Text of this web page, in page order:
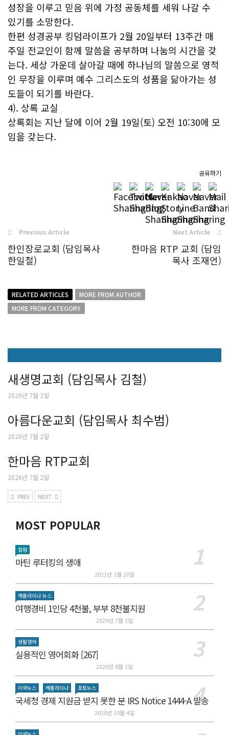
성장을 이루고 믿음 위에 가정 공동체를 세워 나갈 수
있기를 소망한다.
한편 성경공부 킹덤라이프가 2월 20일부터 13주간 매
주일 전교인이 함께 말씀을 공부하며 나눔의 시간을 갖
는다. 세상 가운데 살아갈 때에 하나님의 말씀으로 영적
인 무장을 이루며 예수 그리스도의 성품을 닮아가는 성
도들이 되기를 바란다.
4). 상록 교실
상록회는 지난 달에 이어 2월 19일(토) 오전 10:30에 모
임을 갖는다.
공유하기
Previous Article
한인장로교회 (담임목사
한일철)
Next Article
한마음 RTP 교회 (담임
목사 조재언)
RELATED ARTICLES
MORE FROM AUTHOR
MORE FROM CATEGORY
새생명교회 (담임목사 김철)
2026년 7월 2일
아름다운교회 (담임목사 최수범)
2026년 7월 2일
한마음 RTP교회
2026년 7월 2일
PREV NEXT
MOST POPULAR
컬럼
마틴 루터킹의 생애
2021년 1월 20일
캐롤라이나 뉴스
여행경비 1인당 4천불, 부부 8천불지원
2020년 7월 1일
생활영어
실용적인 영어회화 [267]
2020년 8월 1일
미국뉴스 캐롤라이나 포토뉴스
국세청 경제 지원금 받지 못한 분 IRS Notice 1444-A 발송
2020년 10월 4일